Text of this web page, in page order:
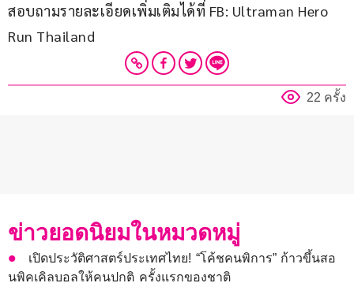
สอบถามรายละเอียดเพิ่มเติมได้ที่ FB: Ultraman Hero
Run Thailand
22 ครั้ง
ข่าวยอดนิยมในหมวดหมู่
เปิดประวัติศาสตร์ประเทศไทย! “โค้ชคนพิการ” ก้าวขึ้นสอ
นพิคเคิลบอลให้คนปกติ ครั้งแรกของชาติ